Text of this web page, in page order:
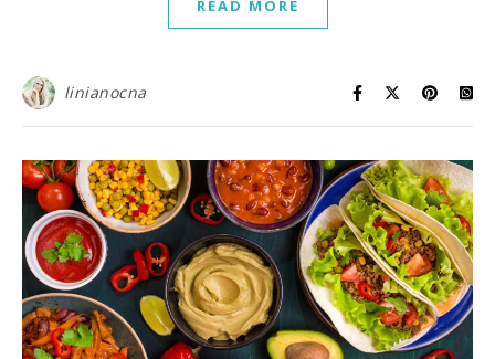
READ MORE
linianocna